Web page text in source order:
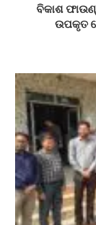
ବିକାଶ
ଉପକୃତ